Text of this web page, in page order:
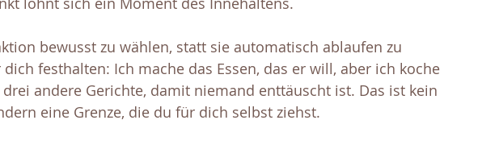
bewusst zu wählen, statt sie automatisch ablaufen zu
festhalten: Ich mache das Essen, das er will, aber ich koche
andere Gerichte, damit niemand enttäuscht ist. Das ist kein
eine Grenze, die du für dich selbst ziehst.